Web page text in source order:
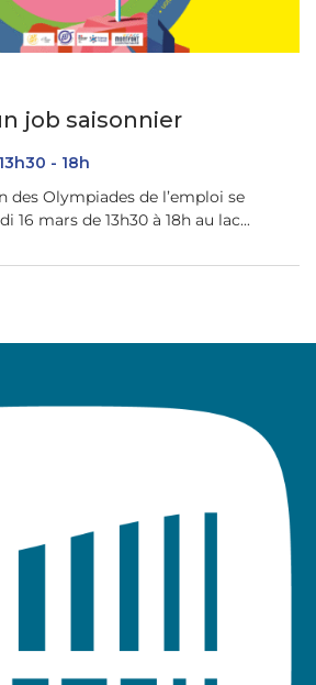
job saisonnier
13h30 - 18h
des Olympiades de l’emploi se
16 mars de 13h30 à 18h au lac...